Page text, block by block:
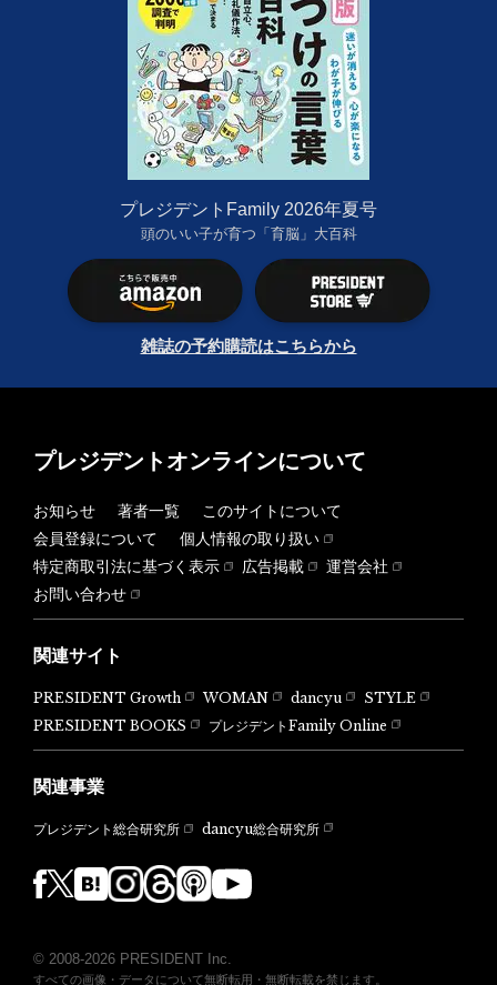
プレジデントFamily 2026年夏号
頭のいい子が育つ「育脳」大百科
雑誌の予約購読はこちらから
プレジデントオンラインについて
お知らせ 著者一覧
このサイトについて
会員登録について
個人情報の取り扱い
特定商取引法に基づく表示
広告掲載
運営会社
お問い合わせ
関連サイト
PRESIDENT Growth WOMAN dancyu
STYLE
PRESIDENT BOOKS
プレジデントFamily Online
関連事業
プレジデント総合研究所 dancyu総合研究所
© 2008-2026 PRESIDENT Inc.
すべての画像・データについて無断転用・無断転載を禁じます。